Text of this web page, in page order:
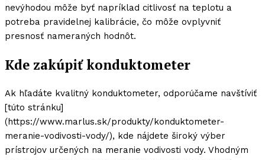
nevýhodou môže byť napríklad citlivosť na teplotu a
potreba pravidelnej kalibrácie, čo môže ovplyvniť
presnosť nameraných hodnôt.
Kde zakúpiť konduktometer
Ak hľadáte kvalitný konduktometer, odporúčame navštíviť
[túto stránku]
(https://www.marlus.sk/produkty/konduktometer-
meranie-vodivosti-vody/), kde nájdete široký výber
prístrojov určených na meranie vodivosti vody. Vhodným